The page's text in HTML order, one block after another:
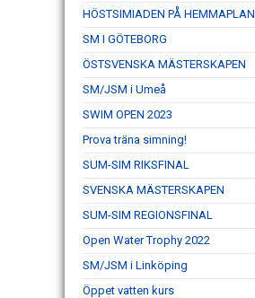
HÖSTSIMIADEN PÅ HEMMAPLAN
SM I GÖTEBORG
ÖSTSVENSKA MÄSTERSKAPEN
SM/JSM i Umeå
SWIM OPEN 2023
Prova träna simning!
SUM-SIM RIKSFINAL
SVENSKA MÄSTERSKAPEN
SUM-SIM REGIONSFINAL
Open Water Trophy 2022
SM/JSM i Linköping
Öppet vatten kurs